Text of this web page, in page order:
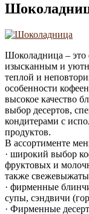
Шоколадница – это
изысканным и
теплой и
особенности
высокое качество
выбор десертов,
кондитерами с
продуктов.
В ассортименте
· широкий выбор
фруктовых и
также
· фирменные
супы, сэндвичи
· Фирменные